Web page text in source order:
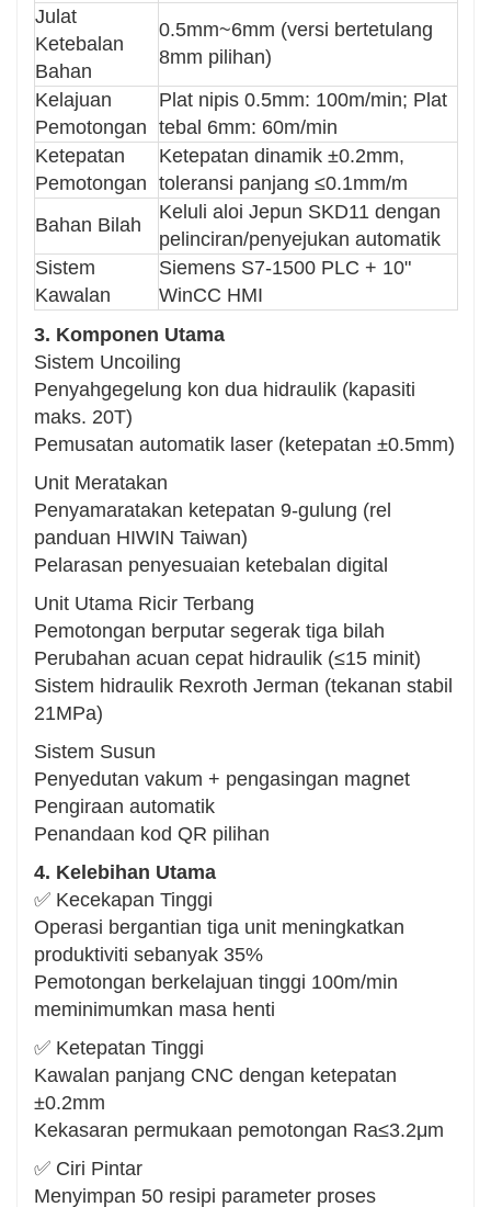
Termasuk sistem kitar semula sisa, mencapai
kadar penggunaan bahan melebihi 98%.
Operasi Selamat dan Stabil
Pelbagai perlindungan keselamatan (hentian
kecemasan, penggera beban lampau, penutup
pelindung, dsb.).
Teknologi pengurangan getaran dan hingar
memastikan kestabilan semasa operasi
berkelajuan tinggi.
Penyelesaian Boleh Disesuaikan
Alat tambah pilihan: ukuran panjang laser,
pemangkasan tepi, penandaan automatik, dsb.
Menyediakan perkhidmatan reka bentuk susun
atur turnkey untuk menyesuaikan diri dengan
keadaan bengkel yang berbeza.
Aplikasi Biasa
Pembuatan bahagian automotif (pintu, casis,
dll.)
Pengeluaran perkakas rumah (panel peti sejuk,
perumah AC, dsb.)
Pemprosesan bahan hiasan seni bina
Industri pembuatan kontena
Beritahu saya jika anda mahukan sebarang
penambahbaikan untuk tujuan teknikal atau
pemasaran tertentu!
Julat
Ketebalan
Bahan
0.5mm~6mm (versi bertetulang
8mm pilihan)
Kelajuan
Pemotongan
Plat nipis 0.5mm: 100m/min; Plat
tebal 6mm: 60m/min
Ketepatan
Pemotongan
Ketepatan dinamik ±0.2mm,
toleransi panjang ≤0.1mm/m
Bahan Bilah
Keluli aloi Jepun SKD11 dengan
pelinciran/penyejukan automatik
Sistem
Kawalan
Siemens S7-1500 PLC + 10"
WinCC HMI
3. Komponen Utama
Sistem Uncoiling
Penyahgegelung kon dua hidraulik (kapasiti
maks. 20T)
Pemusatan automatik laser (ketepatan ±0.5mm)
Unit Meratakan
Penyamaratakan ketepatan 9-gulung (rel
panduan HIWIN Taiwan)
Pelarasan penyesuaian ketebalan digital
Unit Utama Ricir Terbang
Pemotongan berputar segerak tiga bilah
Perubahan acuan cepat hidraulik (≤15 minit)
Sistem hidraulik Rexroth Jerman (tekanan stabil
21MPa)
Sistem Susun
Penyedutan vakum + pengasingan magnet
Pengiraan automatik
Penandaan kod QR pilihan
4. Kelebihan Utama
✅ Kecekapan Tinggi
Operasi bergantian tiga unit meningkatkan
produktiviti sebanyak 35%
Pemotongan berkelajuan tinggi 100m/min
meminimumkan masa henti
✅ Ketepatan Tinggi
Kawalan panjang CNC dengan ketepatan
±0.2mm
Kekasaran permukaan pemotongan Ra≤3.2μm
✅ Ciri Pintar
Menyimpan 50 resipi parameter proses